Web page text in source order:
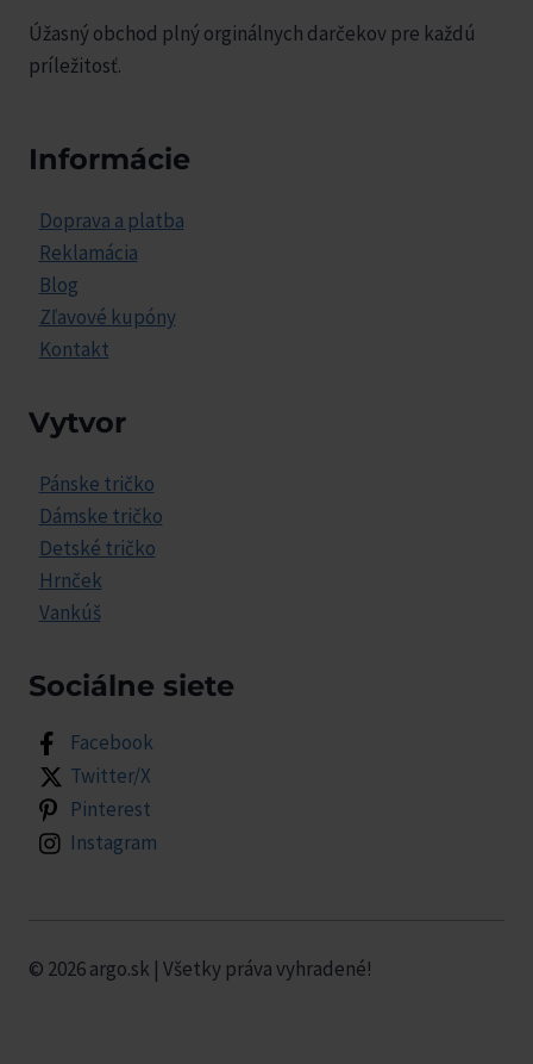
Úžasný obchod plný orginálnych darčekov pre každú
príležitosť.
Informácie
Doprava a platba
Reklamácia
Blog
Zľavové kupóny
Kontakt
Vytvor
Pánske tričko
Dámske tričko
Detské tričko
Hrnček
Vankúš
Sociálne siete
Facebook
Twitter/X
Pinterest
Instagram
© 2026 argo.sk | Všetky práva vyhradené!